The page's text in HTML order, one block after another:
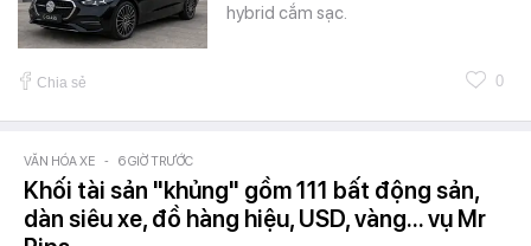
hybrid cắm sạc.
Chia sẻ 0
VĂN HÓA XE - 6 GIỜ TRƯỚC
Khối tài sản "khủng" gồm 111 bất động sản,
dàn siêu xe, đồ hàng hiệu, USD, vàng... vụ Mr